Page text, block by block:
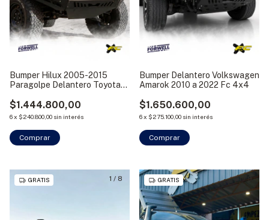
Bumper Hilux 2005-2015
Paragolpe Delantero Toyota
$1.444.800,00
6x $240.800,00 sin interés
Comprar
Bumper Delantero Volkswagen
Amarok 2010 a 2022 Fc 4x4
$1.650.600,00
6x $275.100,00 sin interés
Comprar
1 / 8
GRATIS 1 9
GRATIS